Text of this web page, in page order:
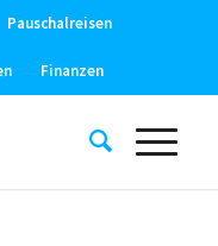
Pauschalreisen
Finanzen